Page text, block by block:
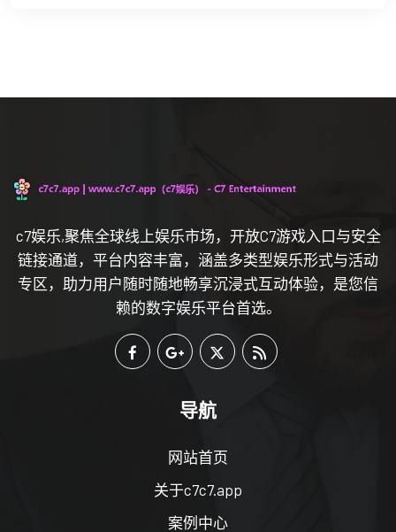
c7娱乐,聚焦全球线上娱乐市场，开放C7游戏入口与安全
链接通道，平台内容丰富，涵盖多类型娱乐形式与活动
专区，助力用户随时随地畅享沉浸式互动体验，是您信
赖的数字娱乐平台首选。
导航
网站首页
关于c7c7.app
案例中心